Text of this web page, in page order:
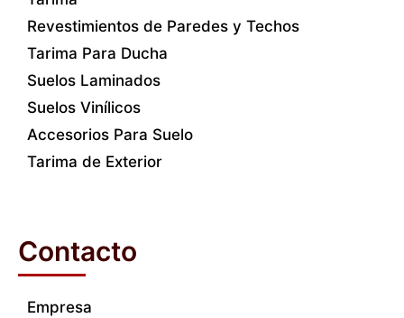
Revestimientos de Paredes y Techos
Tarima Para Ducha
Suelos Laminados
Suelos Vinílicos
Accesorios Para Suelo
Tarima de Exterior
Contacto
Empresa